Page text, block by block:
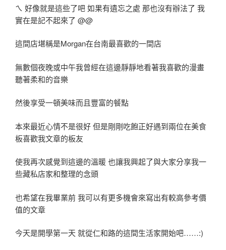
ㄟ 好像就是這些了吧 如果有遺忘之處 那也沒有辦法了 我
實在是記不起來了 @@
這間店堪稱是Morgan在台南最喜歡的一間店
無數個夜晚或中午我曾經在這邊靜靜地看著我喜歡的漫畫
聽著柔和的音樂
然後享受一頓美味而且豐富的餐點
本來最近心情不是很好 但是剛剛吃飽正好遇到兩位在美食
板喜歡我文章的板友
使我再次感覺到這邊的溫暖 也讓我興起了與大家分享我一
些藏私店家和整理的念頭
也希望在我畢業前 我可以有更多機會來寫出有較高參考價
值的文章
今天是開學第一天 就從仁和路的這間生活家開始吧……:)